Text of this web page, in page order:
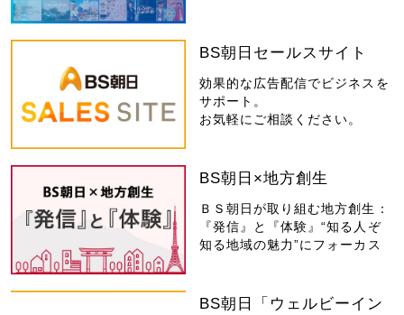
BS朝日セールスサイト
効果的な広告配信でビジネスを
サポート。
お気軽にご相談ください。
BS朝日×地方創生
ＢＳ朝日が取り組む地方創生：
『発信』と『体験』“知る人ぞ
知る地域の魅力”にフォーカス
BS朝日「ウェルビーイン